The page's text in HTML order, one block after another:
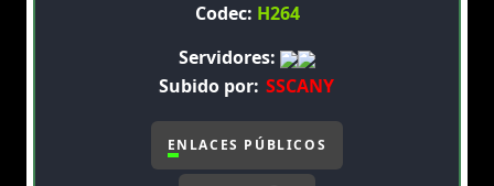
Codec: H264
Servidores:
Subido por: SSCANY
ENLACES PÚBLICOS